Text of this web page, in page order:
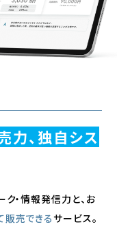
力、独自シス
・情報発信力と、お
販売できるサービス。